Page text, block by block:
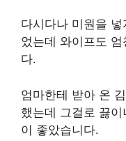
다시다나 미원을
었는데 와이프도
다.
엄마한테 받아 온
했는데 그걸로 끓
이 좋았습니다.